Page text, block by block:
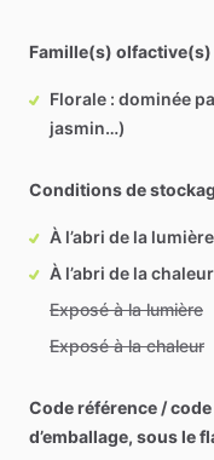
Famille(s) olfactive(s)
Florale : dominée
jasmin…)
Conditions de
À l’abri de la
À l’abri de la chaleur
Exposé à la lumière
Exposé à la chaleur
Code référence /
d’emballage, sous le